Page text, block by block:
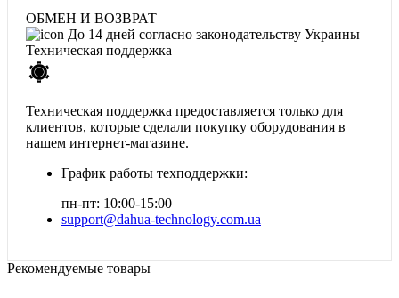
ОБМЕН И ВОЗВРАТ
До 14 дней согласно законодательству Украины
Техническая поддержка
Техническая поддержка предоставляется только для
клиентов, которые сделали покупку оборудования в
нашем интернет-магазине.
График работы техподдержки:
пн-пт: 10:00-15:00
support@dahua-technology.com.ua
Рекомендуемые товары